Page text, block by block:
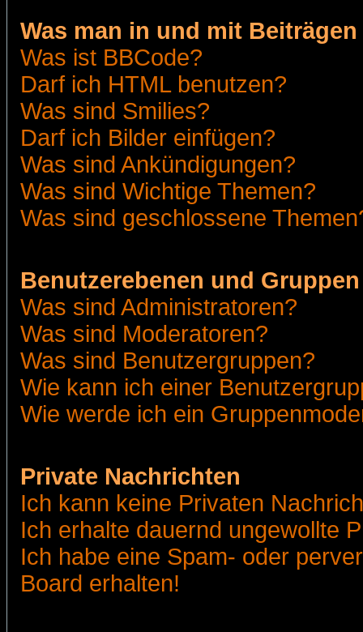
Was man in und mit
Was ist BBCode?
Darf ich HTML benutzen?
Was sind Smilies?
Darf ich Bilder einfügen?
Was sind Ankündigungen?
Was sind Wichtige Themen?
Was sind geschlossene
Benutzerebenen und Gruppen
Was sind Administratoren?
Was sind Moderatoren?
Was sind Benutzergruppen?
Wie kann ich einer
Wie werde ich ein
Private Nachrichten
Ich kann keine Privaten
Ich erhalte dauernd ungewollte
Ich habe eine Spam- oder
Board erhalten!